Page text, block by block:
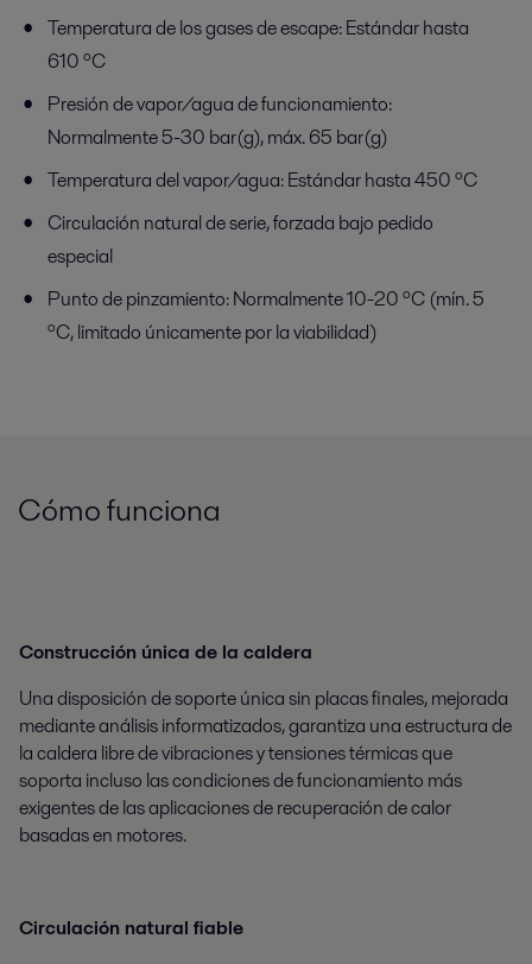
Temperatura de los gases de escape: Estándar hasta
610 ºC
Presión de vapor/agua de funcionamiento:
Normalmente 5-30 bar(g), máx. 65 bar(g)
Temperatura del vapor/agua: Estándar hasta 450 ºC
Circulación natural de serie, forzada bajo pedido
especial
Punto de pinzamiento: Normalmente 10-20 ºC (mín. 5
ºC, limitado únicamente por la viabilidad)
Cómo funciona
Construcción única de la caldera
Una disposición de soporte única sin placas finales, mejorada
mediante análisis informatizados, garantiza una estructura de
la caldera libre de vibraciones y tensiones térmicas que
soporta incluso las condiciones de funcionamiento más
exigentes de las aplicaciones de recuperación de calor
basadas en motores.
Circulación natural fiable